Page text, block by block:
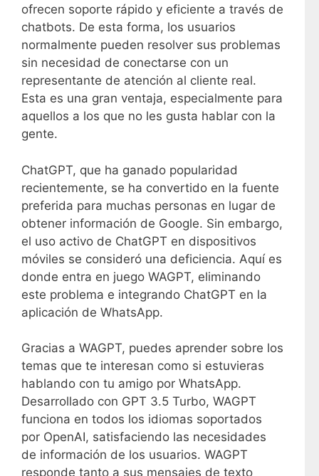
ofrecen soporte rápido y eficiente a través de
chatbots. De esta forma, los usuarios
normalmente pueden resolver sus problemas
sin necesidad de conectarse con un
representante de atención al cliente real.
Esta es una gran ventaja, especialmente para
aquellos a los que no les gusta hablar con la
gente.
ChatGPT, que ha ganado popularidad
recientemente, se ha convertido en la fuente
preferida para muchas personas en lugar de
obtener información de Google. Sin embargo,
el uso activo de ChatGPT en dispositivos
móviles se consideró una deficiencia. Aquí es
donde entra en juego WAGPT, eliminando
este problema e integrando ChatGPT en la
aplicación de WhatsApp.
Gracias a WAGPT, puedes aprender sobre los
temas que te interesan como si estuvieras
hablando con tu amigo por WhatsApp.
Desarrollado con GPT 3.5 Turbo, WAGPT
funciona en todos los idiomas soportados
por OpenAI, satisfaciendo las necesidades
de información de los usuarios. WAGPT
responde tanto a sus mensajes de texto